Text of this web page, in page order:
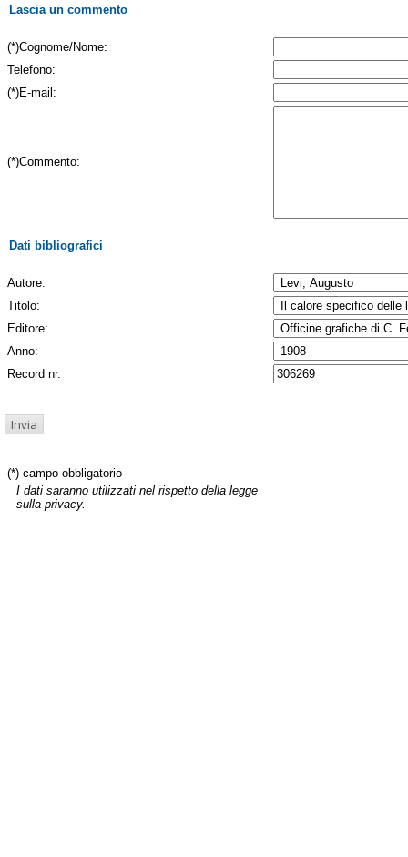
Lascia un commento
(*)Cognome/Nome:
Telefono:
(*)E-mail:
(*)Commento:
Dati bibliografici
Autore:
Titolo:
Editore:
Anno:
Record nr.
(*) campo obbligatorio
I dati saranno utilizzati nel rispetto della legge
sulla privacy.